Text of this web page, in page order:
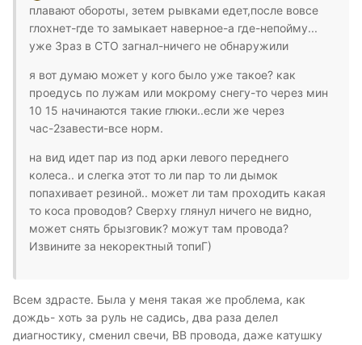
плавают обороты, зетем рывками едет,после вовсе
глохнет-где то замыкает наверное-а где-непойму...
уже 3раз в СТО загнал-ничего не обнаружили
я вот думаю может у кого было уже такое? как
проедусь по лужам или мокрому снегу-то через мин
10 15 начинаются такие глюки..если же через
час-2завести-все норм.
на вид идет пар из под арки левого переднего
колеса.. и слегка этот то ли пар то ли дымок
попахивает резиной.. может ли там проходить какая
то коса проводов? Сверху глянул ничего не видно,
может снять брызговик? можут там провода?
Извините за некоректный топиГ)
Всем здрасте. Была у меня такая же проблема, как
дождь- хоть за руль не садись, два раза делел
диагностику, сменил свечи, ВВ провода, даже катушку